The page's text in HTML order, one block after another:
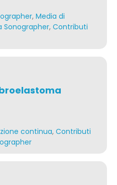
, Media di
Sonographer, Contributi
continua, Contributi